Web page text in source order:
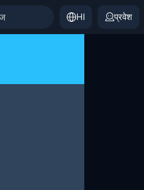
HI प्रवेश